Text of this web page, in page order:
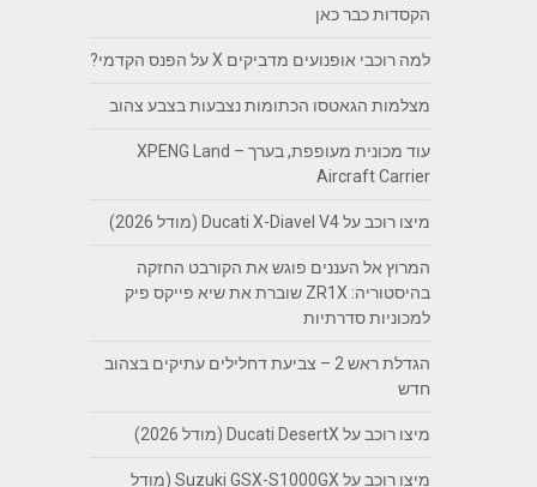
הקסדות כבר כאן
למה רוכבי אופנועים מדביקים X על הפנס הקדמי?
מצלמות הגאטסו הכתומות נצבעות בצבע צהוב
עוד מכונית מעופפת, בערך – XPENG Land
Aircraft Carrier
מיצו רוכב על Ducati X-Diavel V4 (מודל 2026)
המרוץ אל העננים פוגש את הקורבט החזקה
בהיסטוריה: ZR1X שוברת את שיא פייקס פיק
למכוניות סדרתיות
הגדלת ראש 2 – צביעת דחלילים עתיקים בצהוב
מיצו רוכב על Ducati DesertX (מודל 2026)
מיצו רוכב על Suzuki GSX-S1000GX (מודל